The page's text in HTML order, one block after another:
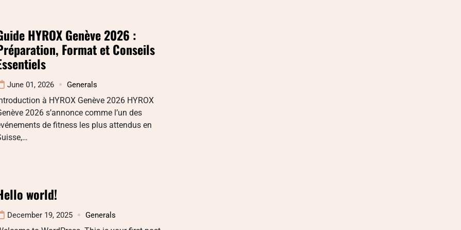
HYROX Genève 2026 :
Format et Conseils
June 01, 2026 Generals
à HYROX Genève 2026 HYROX
2026 s’annonce comme l’un des
de fitness les plus attendus en
world!
December 19, 2025 Generals